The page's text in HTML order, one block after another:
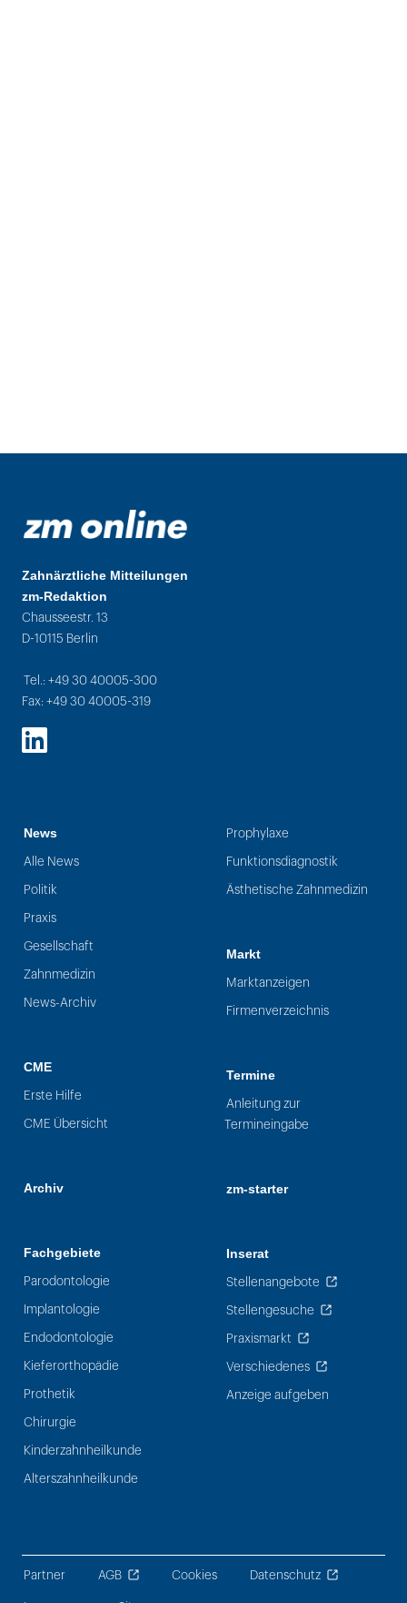
Zahnärztliche Mitteilungen
zm-Redaktion
Chausseestr. 13
D-10115 Berlin
Tel.: +49 30 40005-300
Fax: +49 30 40005-319
LinkedIn
News
Alle News
Politik
Praxis
Gesellschaft
Zahnmedizin
News-Archiv
CME
Erste Hilfe
CME Übersicht
Archiv
Fachgebiete
Parodontologie
Implantologie
Endodontologie
Kieferorthopädie
Prothetik
Chirurgie
Kinderzahnheilkunde
Alterszahnheilkunde
Prophylaxe
Funktionsdiagnostik
Ästhetische Zahnmedizin
Markt
Marktanzeigen
Firmenverzeichnis
Termine
Anleitung zur
Termineingabe
zm-starter
Inserat
Stellenangebote
Stellengesuche
Praxismarkt
Verschiedenes
Anzeige aufgeben
Partner AGB Cookies Datenschutz